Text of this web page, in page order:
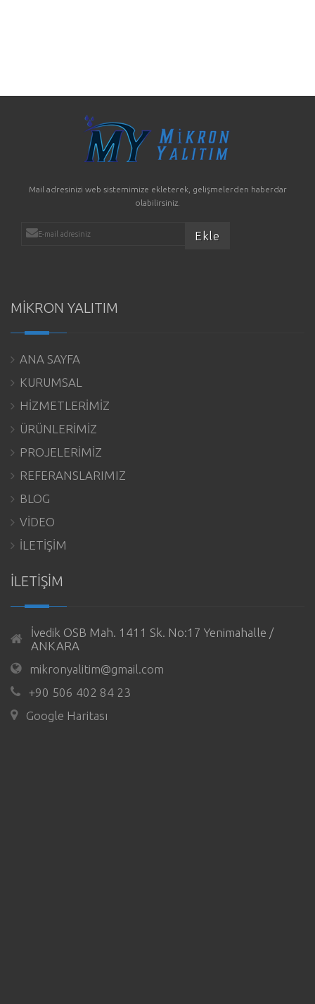
Mail adresinizi web sistemimize ekleterek, gelişmelerden haberdar
olabilirsiniz.
MİKRON YALITIM
ANA SAYFA
KURUMSAL
HİZMETLERİMİZ
ÜRÜNLERİMİZ
PROJELERİMİZ
REFERANSLARIMIZ
BLOG
VİDEO
İLETİŞİM
İLETİŞİM
İvedik OSB Mah. 1411 Sk. No:17 Yenimahalle /
ANKARA
mikronyalitim@gmail.com
+90 506 402 84 23
Google Haritası